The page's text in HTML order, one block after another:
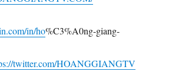
in/ho%C3%A0ng-giang-
twitter.com/HOANGGIANGTV